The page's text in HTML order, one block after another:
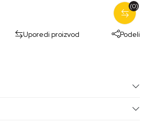
Uporedi proizvod Podeli
(0)